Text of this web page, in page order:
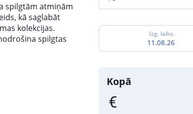
spilgtām atmiņām
kā saglabāt
kolekcijas.
spilgtas
Izg. laiks.
11.08.26
Kopā